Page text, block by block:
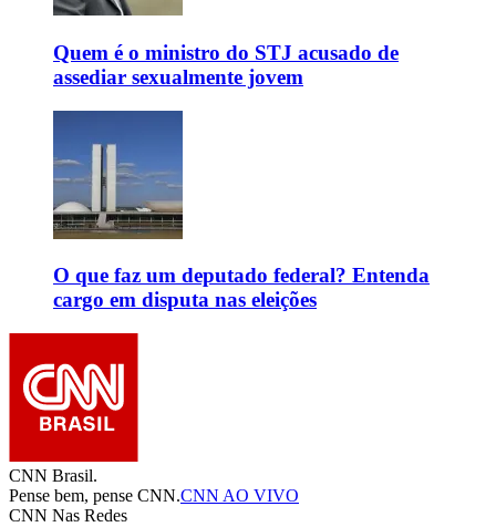
Quem é o ministro do STJ acusado de
assediar sexualmente jovem
O que faz um deputado federal? Entenda
cargo em disputa nas eleições
CNN Brasil.
Pense bem, pense CNN.CNN AO VIVO
CNN Nas Redes